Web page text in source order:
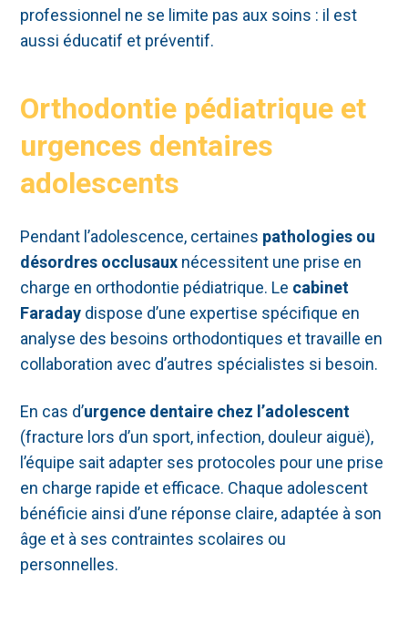
professionnel ne se limite pas aux soins : il est
aussi éducatif et préventif.
Orthodontie pédiatrique et
urgences dentaires
adolescents
Pendant l’adolescence, certaines pathologies ou
désordres occlusaux nécessitent une prise en
charge en orthodontie pédiatrique. Le cabinet
Faraday dispose d’une expertise spécifique en
analyse des besoins orthodontiques et travaille en
collaboration avec d’autres spécialistes si besoin.
En cas d’urgence dentaire chez l’adolescent
(fracture lors d’un sport, infection, douleur aiguë),
l’équipe sait adapter ses protocoles pour une prise
en charge rapide et efficace. Chaque adolescent
bénéficie ainsi d’une réponse claire, adaptée à son
âge et à ses contraintes scolaires ou
personnelles.